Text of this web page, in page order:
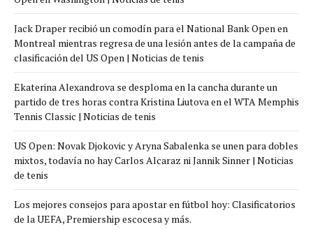
Jack Draper recibió un comodín para el National Bank Open en
Montreal mientras regresa de una lesión antes de la campaña de
clasificación del US Open | Noticias de tenis
Ekaterina Alexandrova se desploma en la cancha durante un
partido de tres horas contra Kristina Liutova en el WTA Memphis
Tennis Classic | Noticias de tenis
US Open: Novak Djokovic y Aryna Sabalenka se unen para dobles
mixtos, todavía no hay Carlos Alcaraz ni Jannik Sinner | Noticias
de tenis
Los mejores consejos para apostar en fútbol hoy: Clasificatorios
de la UEFA, Premiership escocesa y más.